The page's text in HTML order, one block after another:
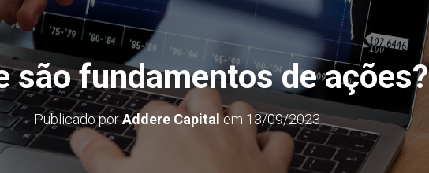
são fundamentos de ações?
Publicado porAddere Capital em 13/09/2023